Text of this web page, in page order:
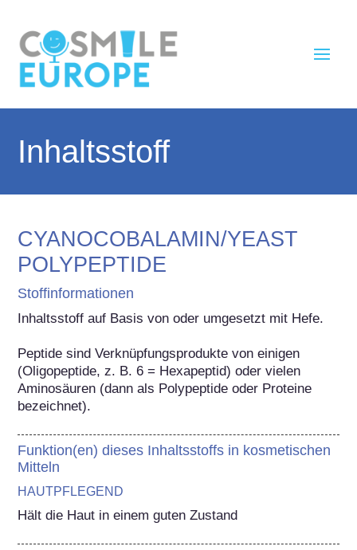
Inhaltsstoff
CYANOCOBALAMIN/YEAST
POLYPEPTIDE
Stoffinformationen
Inhaltsstoff auf Basis von oder umgesetzt mit Hefe.
Peptide sind Verknüpfungsprodukte von einigen
(Oligopeptide, z. B. 6 = Hexapeptid) oder vielen
Aminosäuren (dann als Polypeptide oder Proteine
bezeichnet).
Funktion(en) dieses Inhaltsstoffs in kosmetischen
Mitteln
HAUTPFLEGEND
Hält die Haut in einem guten Zustand